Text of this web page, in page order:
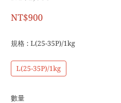
NT$900
規格 : L(25-35P)/1kg
L(25-35P)/1kg
數量